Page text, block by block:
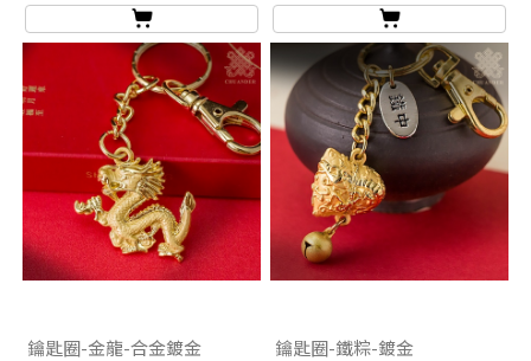
鑰匙圈-金龍-合金鍍金 鑰匙圈-鐵粽-鍍金